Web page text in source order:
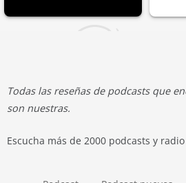
Todas las reseñas de podcasts que
son nuestras.
Escucha más de 2000 podcasts y